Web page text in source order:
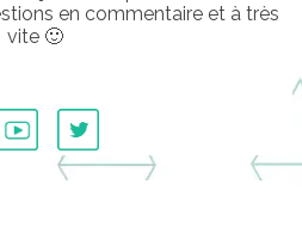
en commentaire et à très
vite 🙂